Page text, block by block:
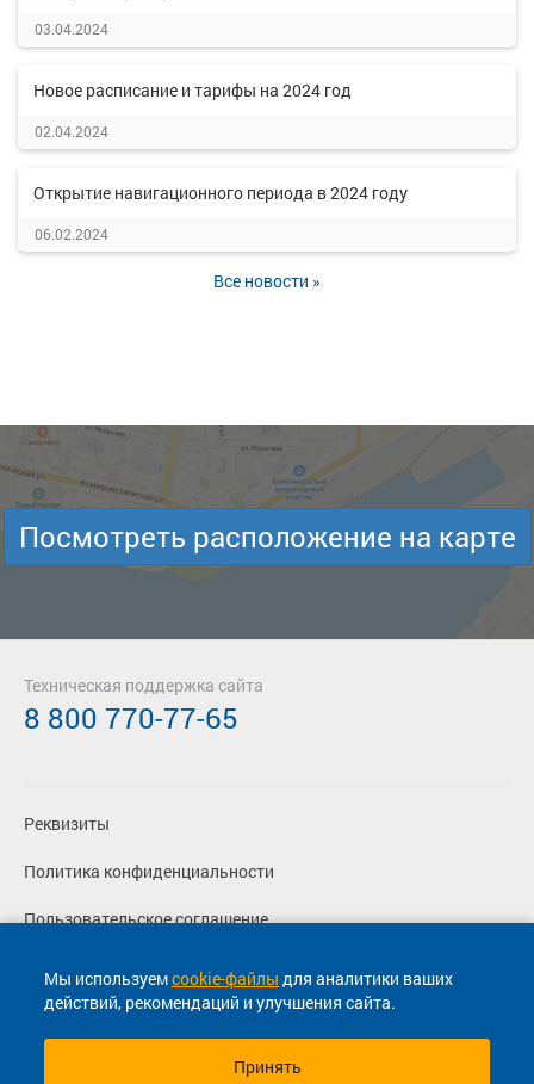
03.04.2024
Новое расписание и тарифы на 2024 год
02.04.2024
Открытие навигационного периода в 2024 году
06.02.2024
Все новости »
Мы используемcookie-файлы для аналитики ваших
действий, рекомендаций и улучшения сайта.
Принять
Посмотреть расположение на карте
Реквизиты
Политика конфиденциальности
Пользовательское соглашение
Согласие на маркетинговые сообщения
Техническая поддержка сайта
8 800 770-77-65